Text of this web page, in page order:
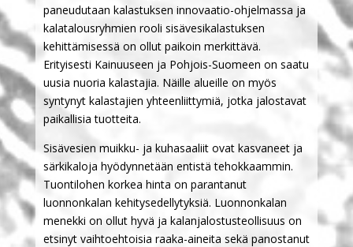
paneudutaan kalastuksen innovaatio-ohjelmassa ja
kalatalousryhmien rooli sisävesikalastuksen
kehittämisessä on ollut paikoin merkittävä.
Erityisesti Kainuuseen ja Pohjois-Suomeen on saatu
uusia nuoria kalastajia. Näille alueille on myös
syntynyt kalastajien yhteenliittymiä, jotka jalostavat
paikallisia tuotteita.
Sisävesien muikku- ja kuhasaaliit ovat kasvaneet ja
särkikaloja hyödynnetään entistä tehokkaammin.
Tuontilohen korkea hinta on parantanut
luonnonkalan kehitysedellytyksiä. Luonnonkalan
menekki on ollut hyvä ja kalanjalostusteollisuus on
etsinyt vaihtoehtoisia raaka-aineita sekä panostanut